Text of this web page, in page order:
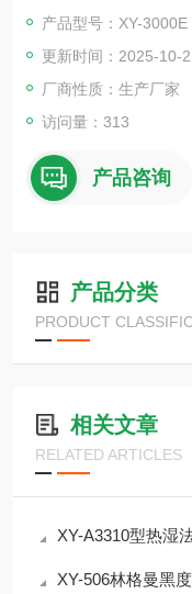
为用户提供一台质量可
产品型号：XY-3000E
更新时间：2025-10-
厂商性质：生产厂家
访问量：313
产品咨询
产品分类
PRODUCT
相关文章
RELATED ARTICLES
XY-A3310型热湿法紫外烟气
XY-506林格曼黑